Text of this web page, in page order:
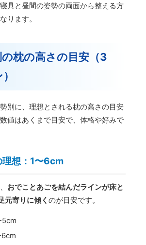
具と昼間の姿勢の両面から整える方
ります。
枕の高さの目安（3
別に、理想とされる枕の高さの目安
値はあくまで目安で、体格や好みで
理想：1〜6cm
おでことあごを結んだラインが床と
元寄りに傾くのが目安です。
5cm
6cm